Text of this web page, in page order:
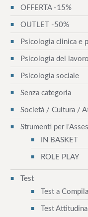
OFFERTA -15%
OUTLET -50%
Psicologia clinica e
Psicologia del
Psicologia sociale
Senza categoria
Società / Cultura /
Strumenti per
IN BASKET
ROLE PLAY
Test
Test a
Test